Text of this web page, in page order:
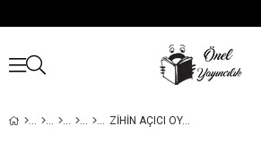
ZIHIN AÇICI OYUNLAR 2